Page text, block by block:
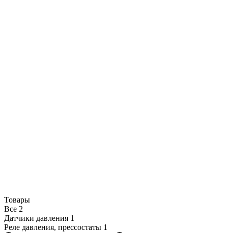
Товары
Все 2
Датчики давления 1
Реле давления, прессостаты 1